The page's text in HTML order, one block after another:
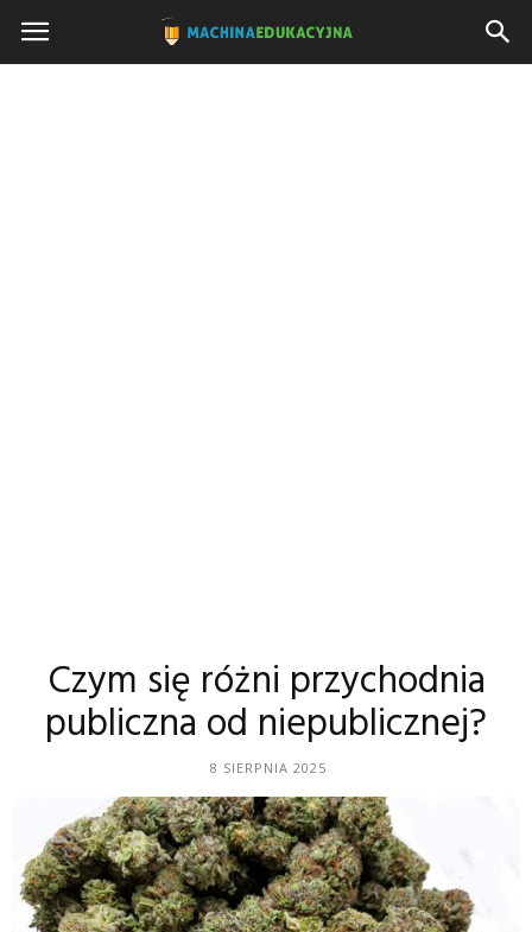
Machinaedukacyjna.pl
Czym się różni przychodnia
publiczna od niepublicznej?
8 SIERPNIA 2025